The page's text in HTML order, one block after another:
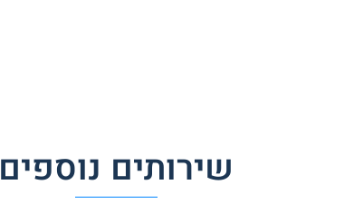
שירותים נוספים